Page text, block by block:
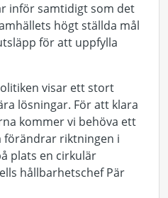
inför samtidigt som det
högt ställda mål
för att uppfylla
visar ett stort
lösningar. För att klara
kommer vi behöva ett
förändrar riktningen i
plats en cirkulär
hållbarhetschef Pär